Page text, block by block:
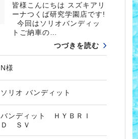
皆様こんにちは スズキアリ
ーナつくば研究学園店です!
今回はソリオバンディッ
トご納車の…
つづきを読む
N様
ソリオ バンディット
バンディット ＨＹＢＲＩ
Ｄ ＳＶ